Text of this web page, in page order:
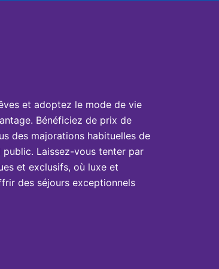
et adoptez le mode de vie
Bénéficiez de prix de
des majorations habituelles de
Laissez-vous tenter par
et exclusifs, où luxe et
des séjours exceptionnels